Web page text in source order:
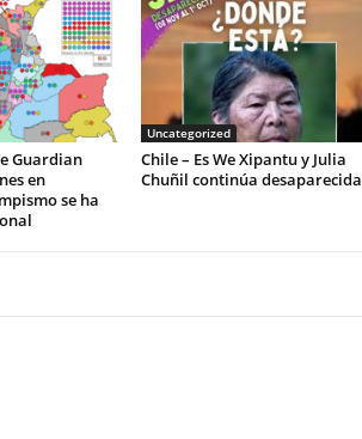
Guardian
en
se ha
Uncategorized
Chile – Es We Xipantu y Julia
Chuñil continúa desaparecida